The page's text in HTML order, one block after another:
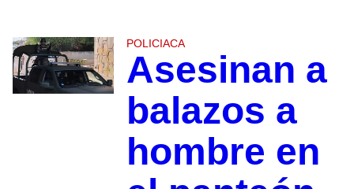
POLICIACA
Asesinan a
balazos a
hombre en